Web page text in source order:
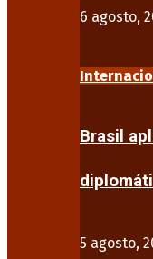
6 agosto,
Brasil
5 agosto,